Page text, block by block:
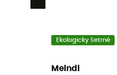
Ekologicky šetrné
Meindl